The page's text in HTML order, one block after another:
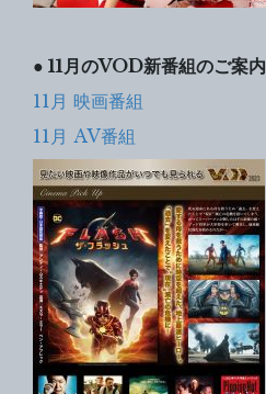
● 11月のVOD新番組のご案内
11月 映画番組
11月 AV番組